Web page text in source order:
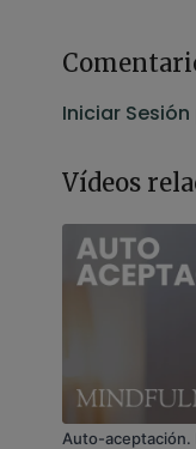
Iniciar Sesión
Vídeos
Auto-aceptación.